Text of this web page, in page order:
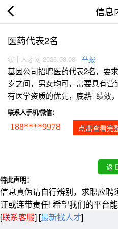
信息
医药代表2名
绥中人才网 2026.08.08 举报
基因公司招聘医药代表2名，要
岁之间，男女均可，需要具有
有医学资质的优先，底薪+绩效，
联系人手机/微信：
188****9978 点击查看完
特此声明：
信息真伪请自行辨别，求职应
证或连带责任! 希望我们的平台
[联系客服] [最新找人才]